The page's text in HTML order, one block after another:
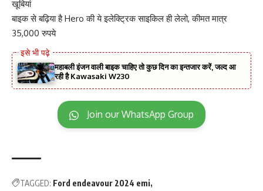
खूबियां
बाइक से बढ़िया है Hero की ये इलेक्ट्रिक साइकिल ही लेलो, कीमत मात्र
35,000 रुपये
महाबली इंजन वाली बाइक चाहिए तो कुछ दिन का इन्तजार करें, जल्द आ
रही है Kawasaki W230
Join our WhatsApp Group
TAGGED: Ford endeavour 2024 emi